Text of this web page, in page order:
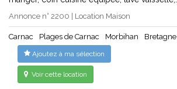
Annonce n° 2200 | Location Maison
Carnac Plages de Carnac Morbihan Bretagne
Ajoutez à ma sélection
Voir cette location